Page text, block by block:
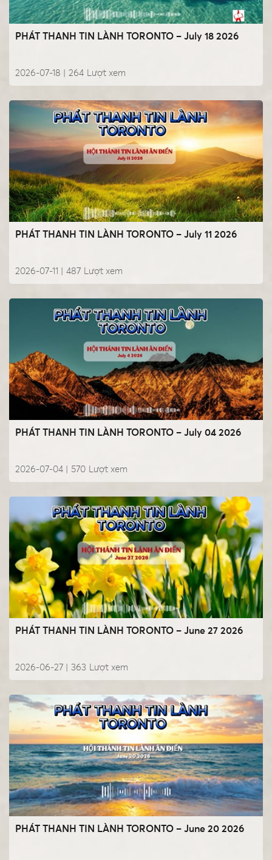
PHÁT THANH TIN LÀNH TORONTO – July 18 2026
2026-07-18 | Lượt xem
264
PHÁT THANH TIN LÀNH TORONTO – July 11 2026
2026-07-11 | Lượt xem
487
PHÁT THANH TIN LÀNH TORONTO – July 04 2026
2026-07-04 | Lượt xem
570
PHÁT THANH TIN LÀNH TORONTO – June 27 2026
2026-06-27 | Lượt xem
363
PHÁT THANH TIN LÀNH TORONTO – June 20 2026